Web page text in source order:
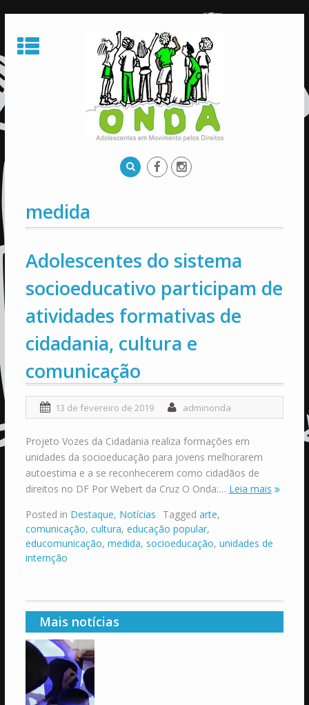
to
content
medida
Adolescentes do sistema
socioeducativo participam de
atividades formativas de
cidadania, cultura e
comunicação
13 de fevereiro de 2019 adminonda
Projeto Vozes da Cidadania realiza formações em
unidades da socioeducação para jovens melhorarem
autoestima e a se reconhecerem como cidadãos de
direitos no DF Por Webert da Cruz O Onda:… Leia mais
Posted in Destaque, Notícias Tagged arte,
comunicação, cultura, educação popular,
educomunicação, medida, socioeducação, unidades de
internção
Mais notícias